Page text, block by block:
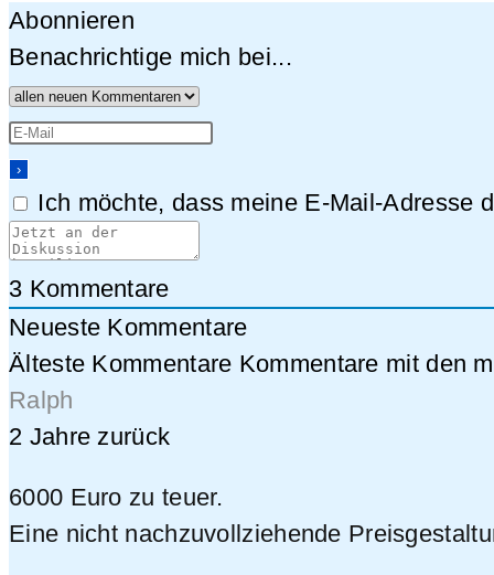
Abonnieren
Benachrichtige mich bei...
Ich möchte, dass meine E-Mail-Adresse
3 Kommentare
Neueste Kommentare
Älteste Kommentare Kommentare mit den
Ralph
2 Jahre zurück
6000 Euro zu teuer.
Eine nicht nachzuvollziehende